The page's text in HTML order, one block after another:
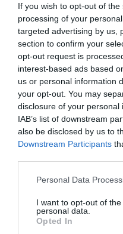
If you wish to opt-out of
processing of your
targeted advertising by us,
section to confirm your
opt-out request is
interest-based ads based
us or personal information
your opt-out. You may
disclosure of your
IAB’s list of downstream
also be disclosed by us to
Downstream Participants
Please note that this
not limited to your visit or
grant or deny consent to
use your data for below
Personal Data
I want to opt-out of
personal data.
Opted In
Anita azt is elmesélte,
szeretett volna
számára, mint az esküvő,
ez megadatik neki:
„Benne volt a pakliban,
hiszen egészségi okok
fogamzásgátlót.
emiatt még abban sem
édesanya” – folytatta az
Idén már volt párjával
előtt kivizsgáltatja
írt: januárban kiderült,
pillanattól kezdve tudta,
és bár szerette volna,